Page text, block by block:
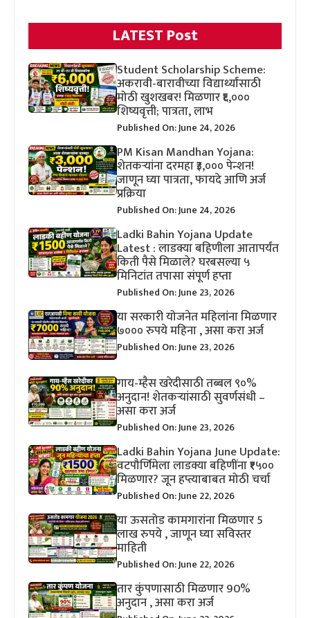
LATEST Post
Student Scholarship Scheme:
अकरावी-बारावीच्या विद्यार्थ्यांसाठी
मोठी खुशखबर! मिळणार ₹६,०००
शिष्यवृत्ती; पात्रता, लाभ
Published On: June 24, 2026
PM Kisan Mandhan Yojana:
शेतकऱ्यांना दरमहा ₹३,००० पेन्शन!
जाणून घ्या पात्रता, फायदे आणि अर्ज
प्रक्रिया
Published On: June 24, 2026
Ladki Bahin Yojana Update
Latest : लाडक्या बहिणीला आतापर्यंत
किती पैसे मिळाले? घरबसल्या ५
मिनिटांत तपासा संपूर्ण हप्ता
Published On: June 23, 2026
या सरकारी योजनेत महिलांना मिळणार
७००० रुपये महिना , असा करा अर्ज
Published On: June 23, 2026
गाय-म्हैस खरेदीसाठी तब्बल ९०%
अनुदान! शेतकऱ्यांसाठी सुवर्णसंधी –
असा करा अर्ज
Published On: June 23, 2026
Ladki Bahin Yojana June Update:
वटपौर्णिमेला लाडक्या बहिणींना ₹१५००
मिळणार? जून हप्त्याबाबत मोठी चर्चा
Published On: June 22, 2026
या ऊसतोड कामगारांना मिळणार 5
लाख रुपये , जाणून घ्या सविस्तर
माहिती
Published On: June 22, 2026
तार कुंपणासाठी मिळणार 90%
अनुदान , असा करा अर्ज